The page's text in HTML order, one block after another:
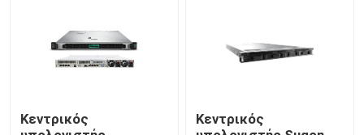
Κεντρικός υπολογιστής αποθήκευσης ραφιών
Κεντρικός
Κεντρικός